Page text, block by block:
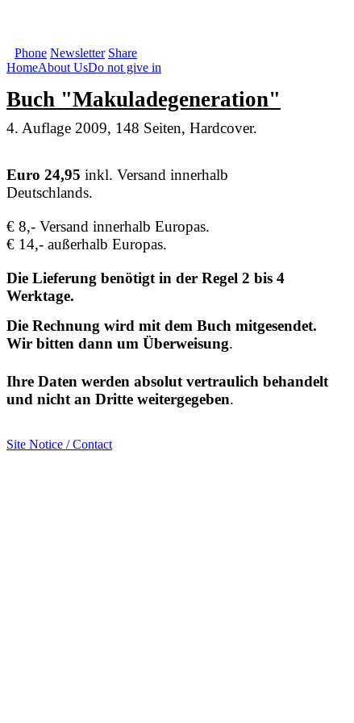
Phone Newsletter Share
HomeAbout UsDo not give in
Buch "Makuladegeneration"
4. Auflage 2009, 148 Seiten, Hardcover.
Euro 24,95 inkl. Versand innerhalb
Deutschlands.
€ 8,- Versand innerhalb Europas.
€ 14,- außerhalb Europas.
Die Lieferung benötigt in der Regel 2 bis 4
Werktage.
Die Rechnung wird mit dem Buch mitgesendet.
Wir bitten dann um Überweisung.
Ihre Daten werden absolut vertraulich behandelt
und nicht an Dritte weitergegeben.
Site Notice / Contact